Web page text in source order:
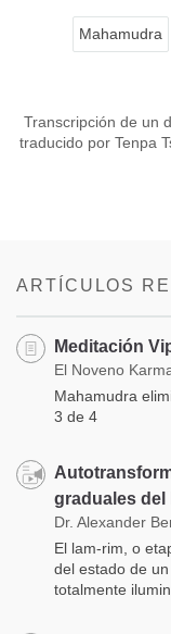
Mahamudra
Transcripción de un
traducido por Tenpa
ARTÍCULOS
Meditación
El Noveno
Mahamudra
3 de 4
graduales del
Dr. Alexander
El lam-rim, o
del estado de
totalmente